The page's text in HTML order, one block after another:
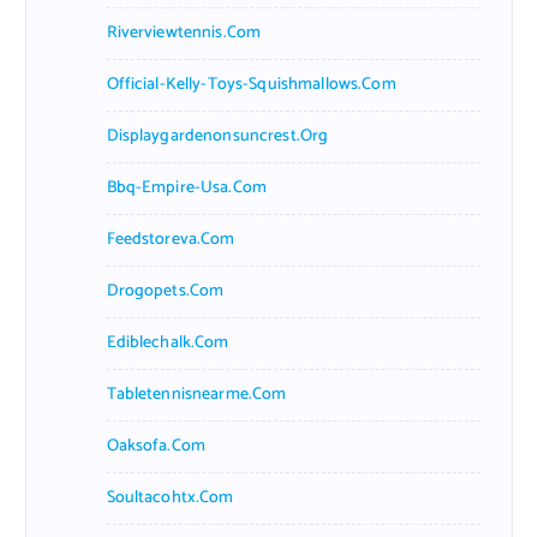
Riverviewtennis.com
Official-Kelly-Toys-Squishmallows.com
Displaygardenonsuncrest.org
Bbq-Empire-Usa.com
Feedstoreva.com
Drogopets.com
Ediblechalk.com
Tabletennisnearme.com
Oaksofa.com
Soultacohtx.com